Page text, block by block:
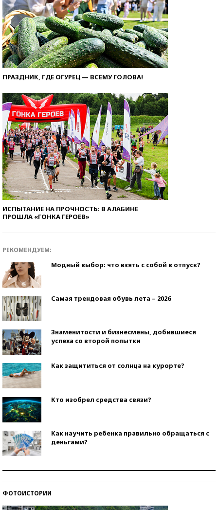
ПРАЗДНИК, ГДЕ ОГУРЕЦ — ВСЕМУ ГОЛОВА!
ИСПЫТАНИЕ НА ПРОЧНОСТЬ: В АЛАБИНЕ
ПРОШЛА «ГОНКА ГЕРОЕВ»
РЕКОМЕНДУЕМ:
Модный выбор: что взять с собой в отпуск?
Самая трендовая обувь лета – 2026
Знаменитости и бизнесмены, добившиеся
успеха со второй попытки
Как защититься от солнца на курорте?
Кто изобрел средства связи?
Как научить ребенка правильно обращаться с
деньгами?
ФОТОИСТОРИИ